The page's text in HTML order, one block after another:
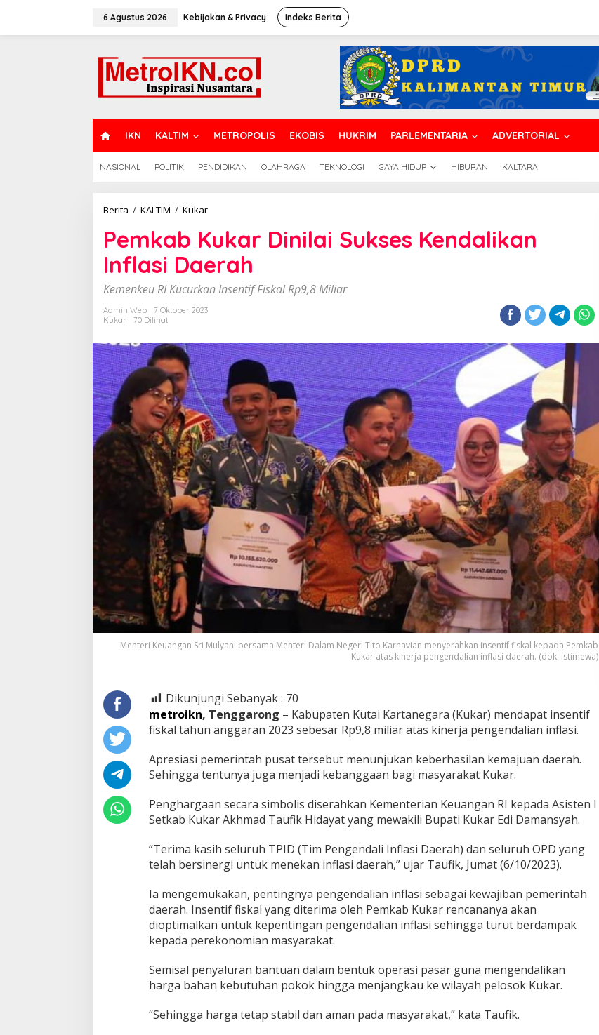
6 Agustus 2026 Kebijakan & Privacy Indeks Berita
O
M
IKN KALTIM METROPOLIS EKOBIS HUKRIM PARLEMENTARIA ADVERTORIAL
NASIONAL POLITIK PENDIDIKAN OLAHRAGA TEKNOLOGI GAYA HIDUP HIBURAN KALTARA
Berita / KALTIM / KukarPemkab
Dinilai
Sukses
Kendalikan
Inflasi
Daerah
Pemkab Kukar Dinilai Sukses Kendalikan
Inflasi Daerah
Kemenkeu RI Kucurkan Insentif Fiskal Rp9,8 Miliar
Admin Web
7 Oktober 2023
Kukar
70 Dilihat
Menteri Keuangan Sri Mulyani bersama Menteri Dalam Negeri Tito Karnavian menyerahkan insentif fiskal kepada Pemkab
Kukar atas kinerja pengendalian inflasi daerah. (dok. istimewa)
Dikunjungi Sebanyak : 70
metroikn, Tenggarong – Kabupaten Kutai Kartanegara (Kukar) mendapat insentif
fiskal tahun anggaran 2023 sebesar Rp9,8 miliar atas kinerja pengendalian inflasi.
Apresiasi pemerintah pusat tersebut menunjukan keberhasilan kemajuan daerah.
Sehingga tentunya juga menjadi kebanggaan bagi masyarakat Kukar.
Penghargaan secara simbolis diserahkan Kementerian Keuangan RI kepada Asisten I
Setkab Kukar Akhmad Taufik Hidayat yang mewakili Bupati Kukar Edi Damansyah.
“Terima kasih seluruh TPID (Tim Pengendali Inflasi Daerah) dan seluruh OPD yang
telah bersinergi untuk menekan inflasi daerah,” ujar Taufik, Jumat (6/10/2023).
Ia mengemukakan, pentingnya pengendalian inflasi sebagai kewajiban pemerintah
daerah. Insentif fiskal yang diterima oleh Pemkab Kukar rencananya akan
dioptimalkan untuk kepentingan pengendalian inflasi sehingga turut berdampak
kepada perekonomian masyarakat.
Semisal penyaluran bantuan dalam bentuk operasi pasar guna mengendalikan
harga bahan kebutuhan pokok hingga menjangkau ke wilayah pelosok Kukar.
“Sehingga harga tetap stabil dan aman pada masyarakat,” kata Taufik.